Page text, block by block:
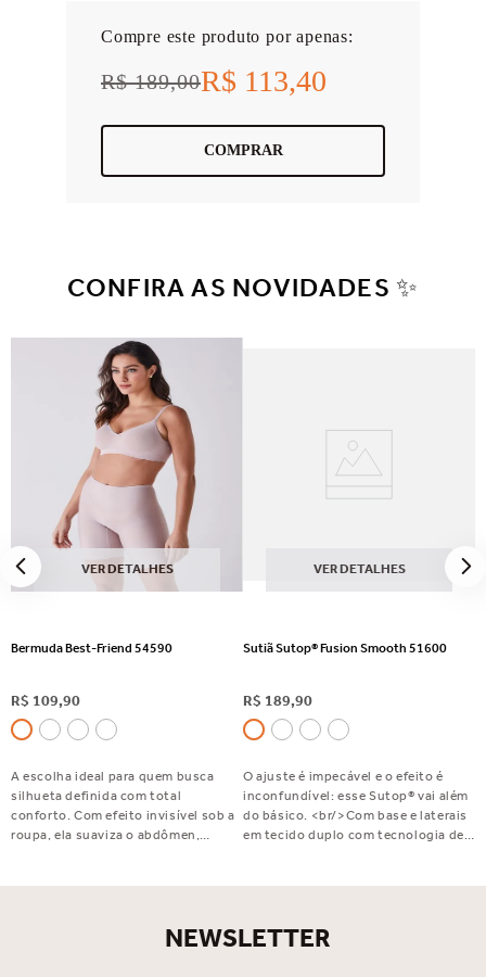
Compre este produto por apenas:
R$ 189,00R$ 113,40
COMPRAR
CONFIRA AS NOVIDADES ✨
VER DETALHES
Bermuda Best-Friend 54590
R$ 109,90
A escolha ideal para quem busca
silhueta definida com total
conforto. Com efeito invisível sob a
roupa, ela suaviza o abdômen,
VER DETALHES
Sutiã Sutop® Fusion Smooth 51600
R$ 189,90
O ajuste é impecável e o efeito é
inconfundível: esse Sutop® vai além
do básico. <br/>Com base e laterais
em tecido duplo com tecnologia de
Fusion Smooth: exclusivo,
sofisticado e feito para você se
NEWSLETTER